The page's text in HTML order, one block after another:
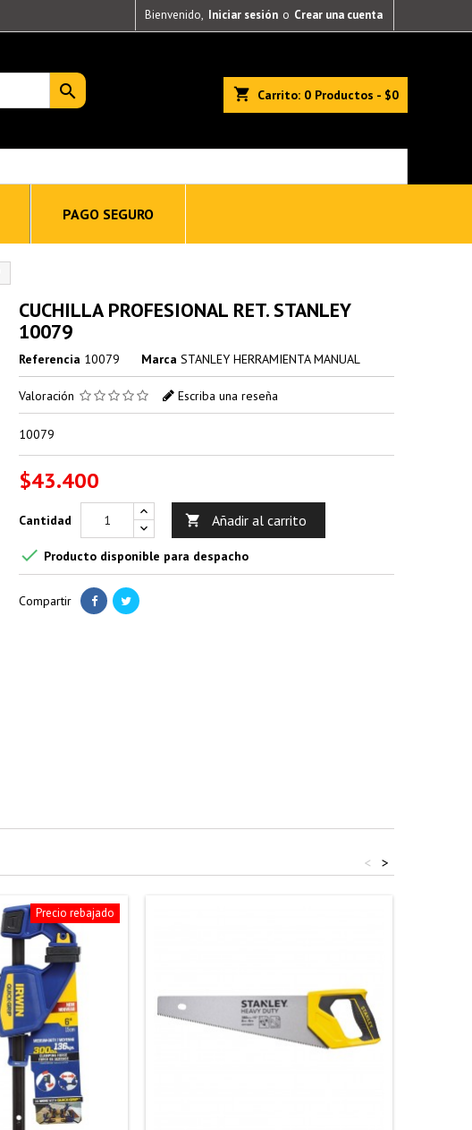
Bienvenido, Iniciar sesión o Crear una cuenta
shopping_cart Carrito: 0 Productos - $0

PAGO SEGURO
CUCHILLA PROFESIONAL RET. STANLEY
10079
Referencia 10079 Marca STANLEY HERRAMIENTA MANUAL
Valoración Escriba una reseña
10079
$43.400
Cantidad  Añadir al carrito
 Producto disponible para despacho
Compartir
>
<
Precio rebajado